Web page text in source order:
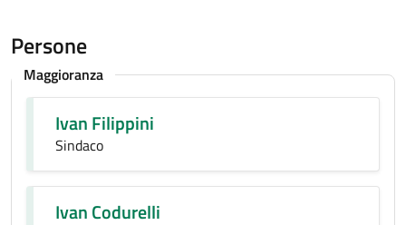
Persone
Maggioranza
Ivan Filippini
Sindaco
Ivan Codurelli